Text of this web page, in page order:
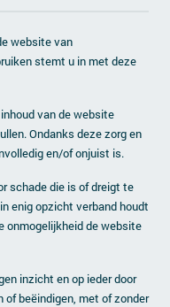
website van
stemt u in met deze
van de website
Ondanks deze zorg en
en/of onjuist is.
schade die is of dreigt te
enig opzicht verband houdt
onmogelijkheid de website
inzicht en op ieder door
beëindigen, met of zonder